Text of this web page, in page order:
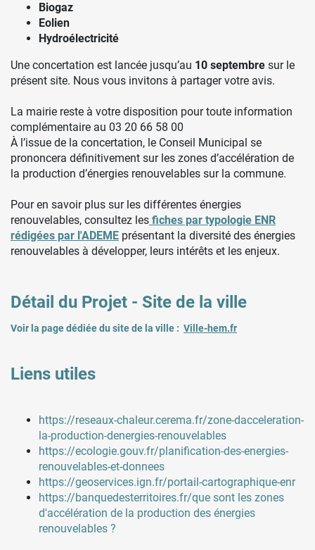
Biogaz
Eolien
Hydroélectricité
Une concertation est lancée jusqu’au 10 septembre sur le
présent site. Nous vous invitons à partager votre avis.
La mairie reste à votre disposition pour toute information
complémentaire au 03 20 66 58 00
À l’issue de la concertation, le Conseil Municipal se
prononcera définitivement sur les zones d’accélération de
la production d’énergies renouvelables sur la commune.
Pour en savoir plus sur les différentes énergies
renouvelables, consultez les fiches par typologie ENR
rédigées par l'ADEME présentant la diversité des énergies
renouvelables à développer, leurs intérêts et les enjeux.
Détail du Projet - Site de la ville
Voir la page dédiée du site de la ville : Ville-hem.fr
Liens utiles
https://reseaux-chaleur.cerema.fr/zone-dacceleration-
la-production-denergies-renouvelables
https://ecologie.gouv.fr/planification-des-energies-
renouvelables-et-donnees
https://geoservices.ign.fr/portail-cartographique-enr
https://banquedesterritoires.fr/que sont les zones
d'accélération de la production des énergies
renouvelables ?